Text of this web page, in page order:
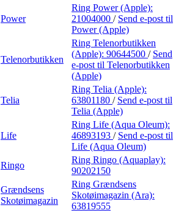
Power
Ring Power (Apple):
21004000 / Send e-post til
Power (Apple)
Telenorbutikken
Ring Telenorbutikken
(Apple): 90644500 / Send
e-post til Telenorbutikken
(Apple)
Telia
Ring Telia (Apple):
63801180 / Send e-post til
Telia (Apple)
Life
Ring Life (Aqua Oleum):
46893193 / Send e-post til
Life (Aqua Oleum)
Ringo
Ring Ringo (Aquaplay):
90202150
Grændsens
Skotøimagazin
Ring Grændsens
Skotøimagazin (Ara):
63819555